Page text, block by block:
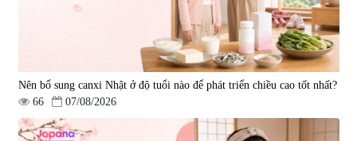
Nên bổ sung canxi Nhật ở độ tuổi nào để phát triển chiều cao tốt nhất?
66
07/08/2026